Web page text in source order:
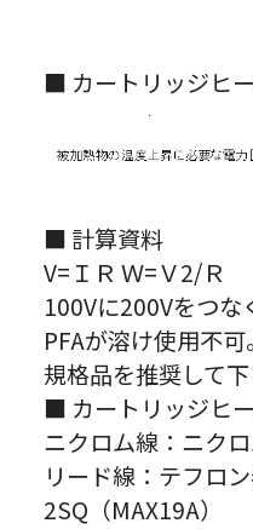
■ カートリッジヒ
■ 計算資料
V=ＩＲ Ｗ=Ｖ2/Ｒ
100Vに200Vをつな
PFAが溶け使用不可。
規格品を推奨して下
■ カートリッジヒ
ニクロム線：ニク
リード線：テフロ
2SQ（MAX19A）